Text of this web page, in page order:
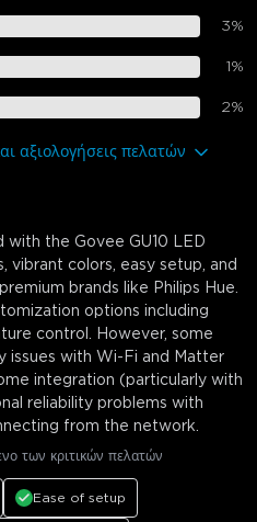
3%
1%
2%
αξιολογήσεις πελατών
with the Govee GU10 LED
vibrant colors, easy setup, and
brands like Philips Hue.
options including
control. However, some
issues with Wi-Fi and Matter
integration (particularly with
reliability problems with
from the network.
των κριτικών πελατών
Ease of setup